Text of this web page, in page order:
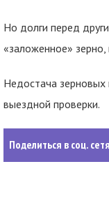
Но долги перед
«заложенное»
Недостача зерновых
выездной проверки.
Поделиться в соц.